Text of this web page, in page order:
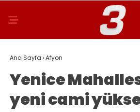
Ana Sayfa ›Afyon
Yenice
yeni cami